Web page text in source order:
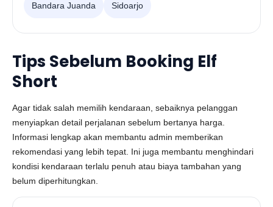
Bandara Juanda Sidoarjo
Tips Sebelum Booking Elf
Short
Agar tidak salah memilih kendaraan, sebaiknya pelanggan
menyiapkan detail perjalanan sebelum bertanya harga.
Informasi lengkap akan membantu admin memberikan
rekomendasi yang lebih tepat. Ini juga membantu menghindari
kondisi kendaraan terlalu penuh atau biaya tambahan yang
belum diperhitungkan.